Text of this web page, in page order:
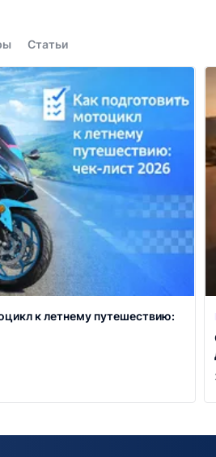
Статьи
к летнему путешествию: